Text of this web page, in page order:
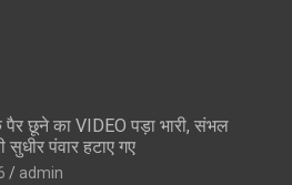
पैर छूने का VIDEO पड़ा भारी, संभल
सुधीर पंवार हटाए गए
admin